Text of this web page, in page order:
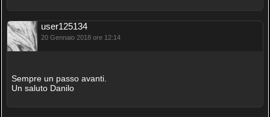
user125134
20 Gennaio 2018 ore 12:14
Sempre un passo avanti.
Un saluto Danilo